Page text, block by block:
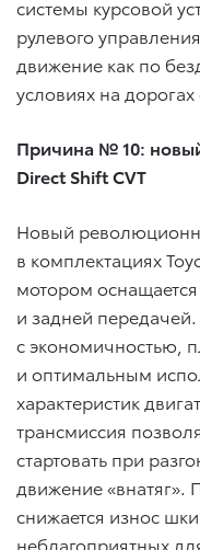
системы курсовой
рулевого
движение как по
условиях на
Причина № 10:
Direct Shift CVT
Новый
в комплектациях
мотором
и задней
с экономичностью,
и оптимальным
характеристик
трансмиссия
стартовать при
движение «внатяг».
снижается износ
неблагоприятных